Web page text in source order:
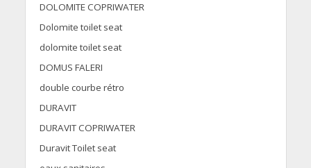
DOLOMITE COPRIWATER
Dolomite toilet seat
dolomite toilet seat
DOMUS FALERI
double courbe rétro
DURAVIT
DURAVIT COPRIWATER
Duravit Toilet seat